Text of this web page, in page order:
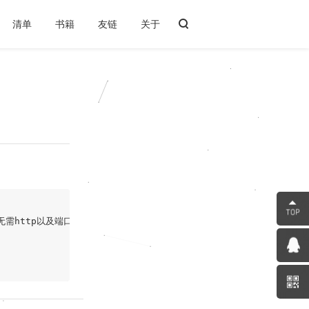
清单 书籍 友链 关于
http以及端口号等；